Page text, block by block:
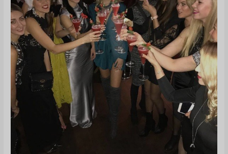
USSR
UK
Юлии
Титовой